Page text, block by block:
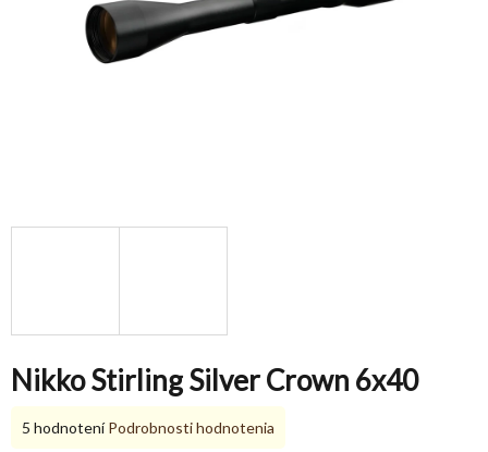
Nikko Stirling Silver Crown 6x40
Priemerné
5 hodnotení Podrobnosti hodnotenia